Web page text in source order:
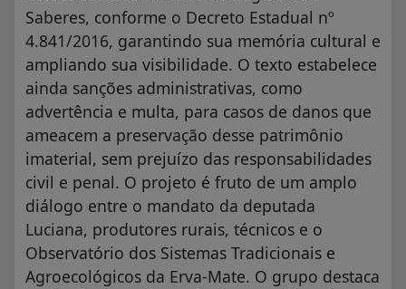
Saberes, conforme o Decreto Estadual nº
4.841/2016, garantindo sua memória cultural e
ampliando sua visibilidade. O texto estabelece
ainda sanções administrativas, como
advertência e multa, para casos de danos que
ameacem a preservação desse patrimônio
imaterial, sem prejuízo das responsabilidades
civil e penal. O projeto é fruto de um amplo
diálogo entre o mandato da deputada
Luciana, produtores rurais, técnicos e o
Observatório dos Sistemas Tradicionais e
Agroecológicos da Erva-Mate. O grupo destaca